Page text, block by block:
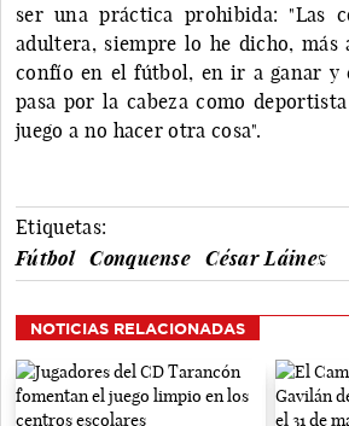
ser una práctica prohibida: "Las
adultera, siempre lo he dicho, más
confío en el fútbol, en ir a ganar y
pasa por la cabeza como
juego a no hacer otra cosa".
Etiquetas:
Fútbol
Conquense César Láinez
NOTICIAS RELACIONADAS